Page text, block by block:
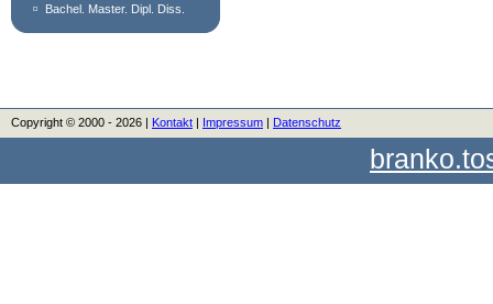
Bachel. Master. Dipl. Diss.
Copyright © 2000 - 2026 | Kontakt | Impressum | Datenschutz